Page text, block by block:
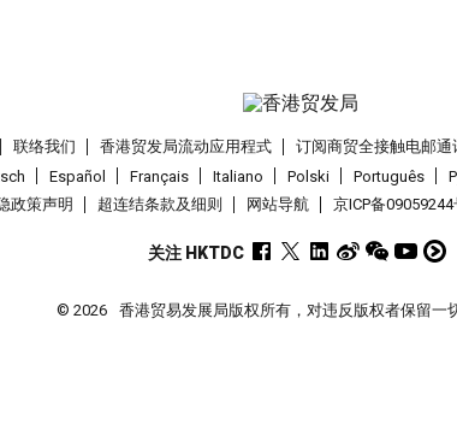
联络我们 香港贸发局流动应用程式 订阅商贸全接触电邮通
Español Français Italiano Polski Português
政策声明 超连结条款及细则 网站导航 京ICP备09059244
关注 HKTDC
© 2026 香港贸易发展局版权所有，对违反版权者保留一